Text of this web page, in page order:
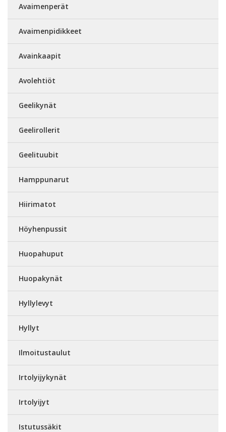
Avaimenperät
Avaimenpidikkeet
Avainkaapit
Avolehtiöt
Geelikynät
Geelirollerit
Geelituubit
Hamppunarut
Hiirimatot
Höyhenpussit
Huopahuput
Huopakynät
Hyllylevyt
Hyllyt
Ilmoitustaulut
Irtolyijykynät
Irtolyijyt
Istutussäkit